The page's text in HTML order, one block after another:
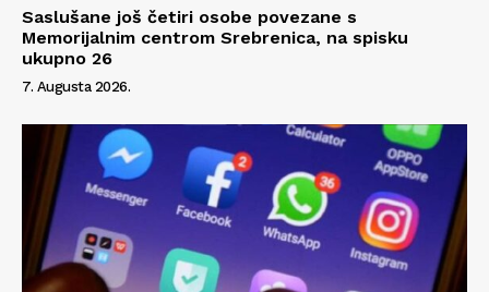
Saslušane još četiri osobe povezane s
Memorijalnim centrom Srebrenica, na spisku
ukupno 26
7. Augusta 2026.